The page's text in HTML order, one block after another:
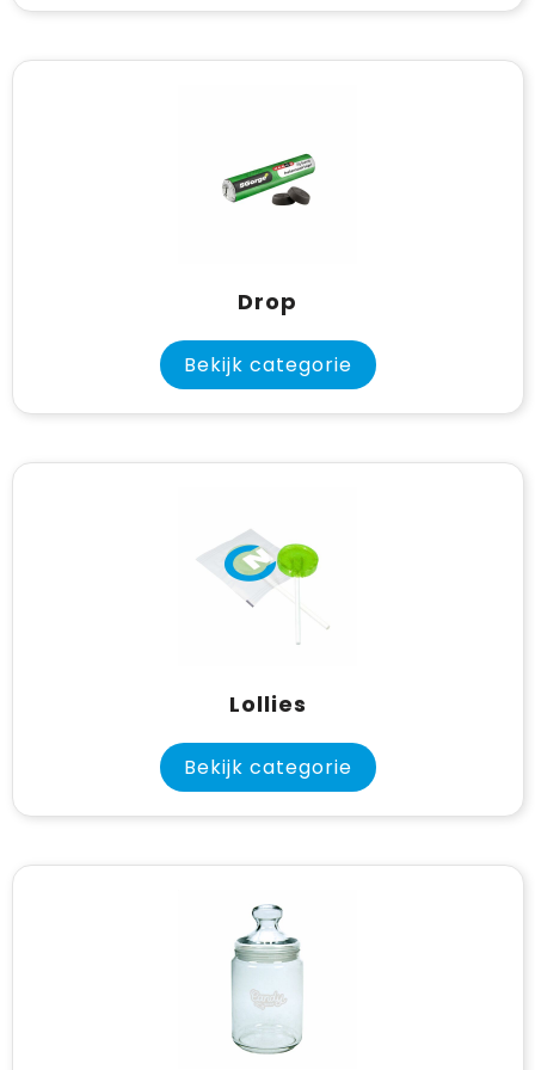
Drop
Bekijk categorie
Lollies
Bekijk categorie